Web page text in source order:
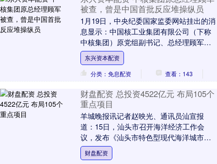
被查，曾是中国首批反应堆操纵员
1月19日，中央纪委国家监委网站挂出的消
息显示：中国核工业集团有限公司（下称
中核集团）原党组副书记、总经理顾军涉
嫌严重违纪违法东兴资本配资，目前正接
受中央纪委国....
东兴资本配资
分类：免息配资
查看：143
财盘配资 总投资4522亿元 布局105个
重点项目
羊城晚报讯记者赵映光、通讯员汕宣报
道：15日，汕头市召开海洋经济工作会
议，发布《汕头市特色型现代海洋城市建
设方案》及其配套行动方案，首次系统提
出“三步走”海洋经....
财盘配资